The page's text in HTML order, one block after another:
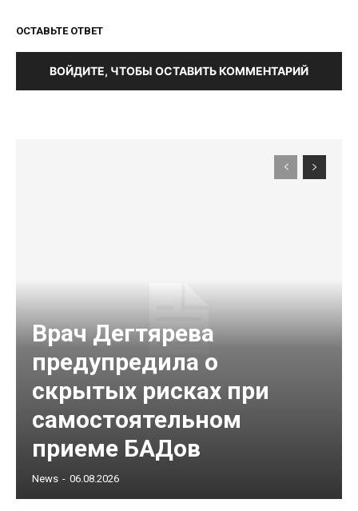
ОСТАВЬТЕ ОТВЕТ
ВОЙДИТЕ, ЧТОБЫ ОСТАВИТЬ КОММЕНТАРИЙ
Врач Дегтярева
предупредила о
скрытых рисках при
самостоятельном
приеме БАДов
News - 06.08.2026